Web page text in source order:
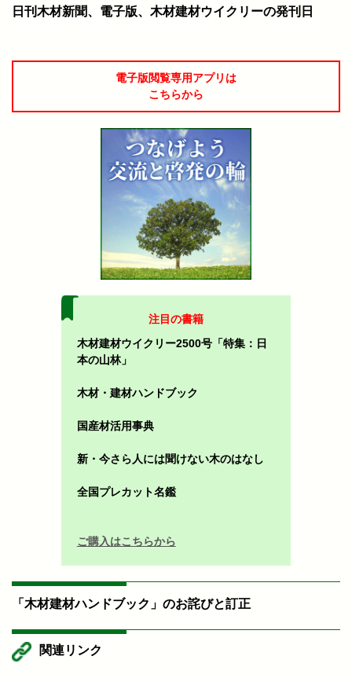
日刊木材新聞、電子版、木材建材ウイクリーの発刊日
電子版閲覧専用アプリは
こちらから
注目の書籍
木材建材ウイクリー2500号「特集：日
本の山林」
木材・建材ハンドブック
国産材活用事典
新・今さら人には聞けない木のはなし
全国プレカット名鑑
ご購入はこちらから
「木材建材ハンドブック」のお詫びと訂正
関連リンク